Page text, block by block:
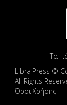
Τα
Libra Press ©
All Rights
Όροι Χρήσης